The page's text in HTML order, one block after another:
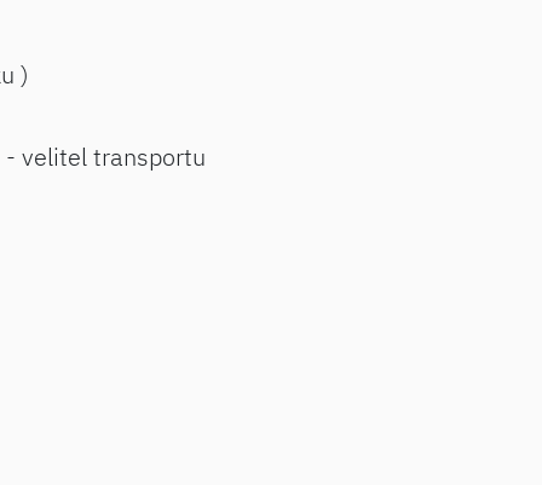
)
velitel transportu